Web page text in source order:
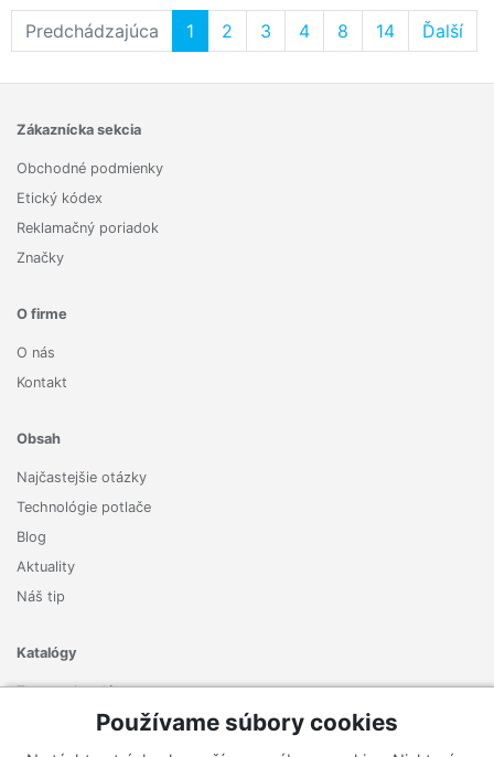
Predchádzajúca 1 2 3 4 8 14 Ďalší
Zákaznícka sekcia
Obchodné podmienky
Etický kódex
Reklamačný poriadok
Značky
O firme
O nás
Kontakt
Obsah
Najčastejšie otázky
Technológie potlače
Blog
Aktuality
Náš tip
Katalógy
Zoznam katalógov
Používame súbory cookies